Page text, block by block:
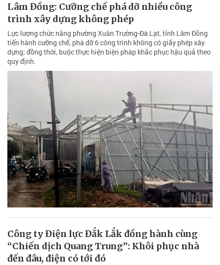
Lâm Đồng: Cưỡng chế phá dỡ nhiều công
trình xây dựng không phép
Lực lượng chức năng phường Xuân Trường-Đà Lạt, tỉnh Lâm Đồng
tiến hành cưỡng chế, phá dỡ 6 công trình không có giấy phép xây
dựng; đồng thời, buộc thực hiện biện pháp khắc phục hậu quả theo
quy định.
Công ty Điện lực Đắk Lắk đồng hành cùng
“Chiến dịch Quang Trung”: Khôi phục nhà
đến đâu, điện có tới đó